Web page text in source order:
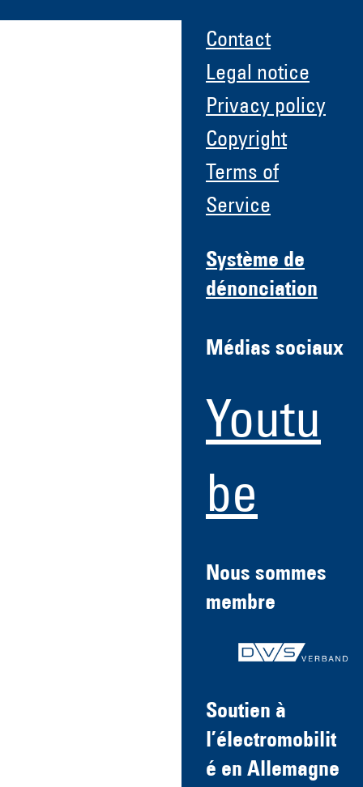
Contact
Legal notice
Privacy policy
Copyright
Terms of
Service
Système de
dénonciation
Médias sociaux
Youtu
be
Nous sommes
membre
Soutien à
l’électromobilit
é en Allemagne